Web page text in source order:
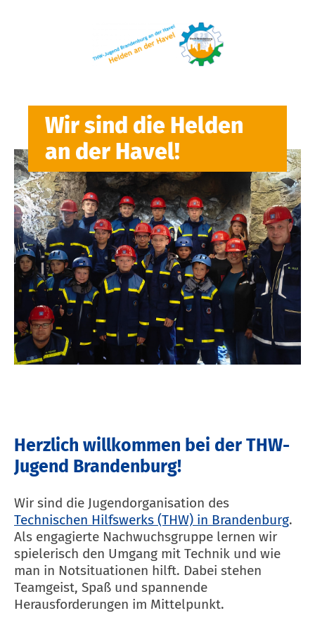
Wir sind die Helden
an der Havel!
Herzlich willkommen bei der THW-
Jugend Brandenburg!
Wir sind die Jugendorganisation des
Technischen Hilfswerks (THW) in Brandenburg.
Als engagierte Nachwuchsgruppe lernen wir
spielerisch den Umgang mit Technik und wie
man in Notsituationen hilft. Dabei stehen
Teamgeist, Spaß und spannende
Herausforderungen im Mittelpunkt.